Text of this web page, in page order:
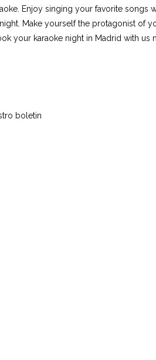
Enjoy singing your favorite
Make yourself the protagonist of
your karaoke night in Madrid with
boletin